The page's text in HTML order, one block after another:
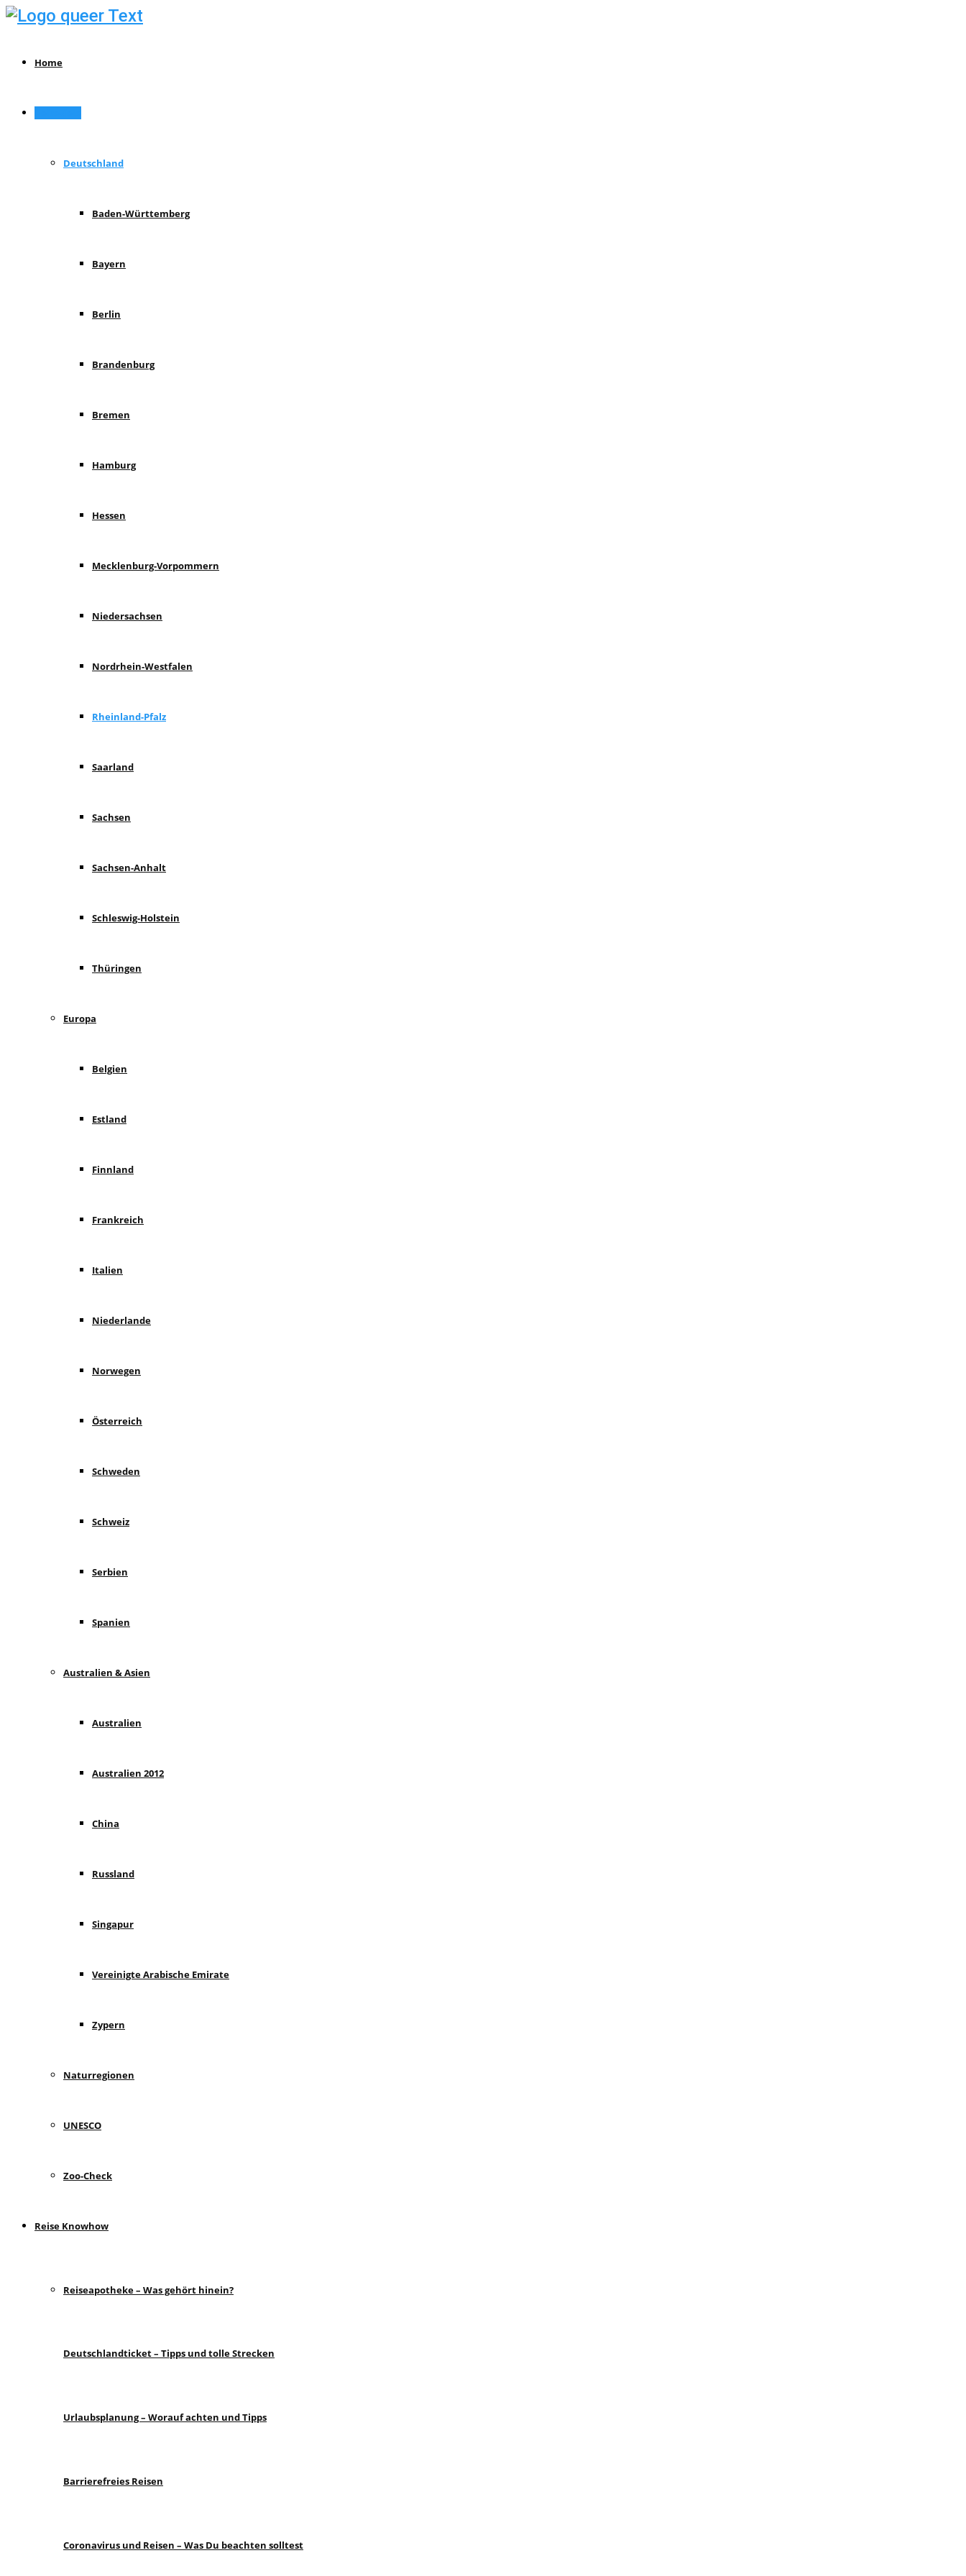
Home
Deutschland
Baden-Württemberg
Bayern
Berlin
Brandenburg
Bremen
Hamburg
Hessen
Mecklenburg-Vorpommern
Niedersachsen
Nordrhein-Westfalen
Rheinland-Pfalz
Saarland
Sachsen
Sachsen-Anhalt
Schleswig-Holstein
Thüringen
Europa
Belgien
Estland
Finnland
Frankreich
Italien
Niederlande
Norwegen
Österreich
Schweden
Schweiz
Serbien
Spanien
Australien & Asien
Australien
Australien 2012
China
Russland
Singapur
Vereinigte Arabische Emirate
Zypern
Naturregionen
UNESCO
Zoo-Check
Reise Knowhow
Reiseapotheke – Was gehört hinein?
Deutschlandticket – Tipps und tolle Strecken
Urlaubsplanung – Worauf achten und Tipps
Barrierefreies Reisen
Coronavirus und Reisen – Was Du beachten solltest